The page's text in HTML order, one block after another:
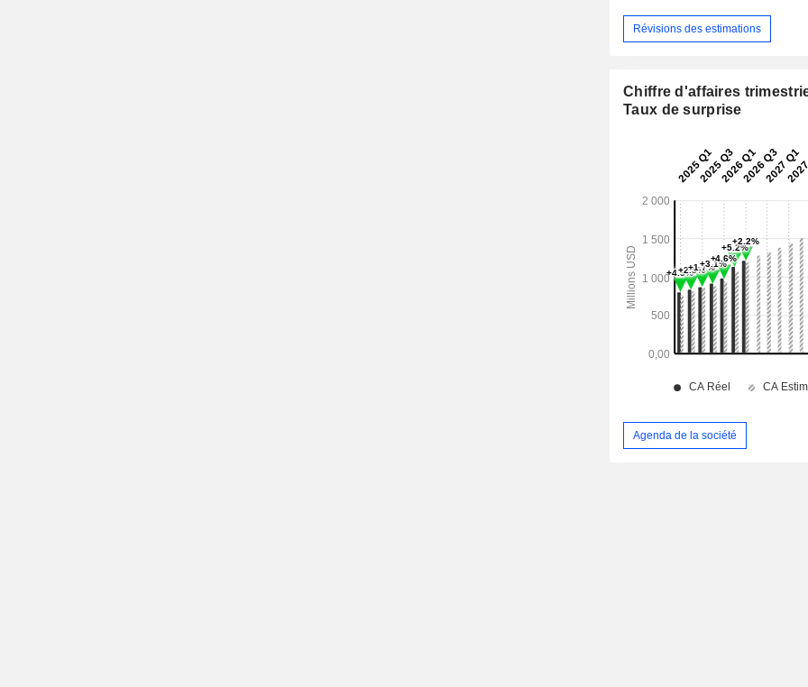
Révisions des estimations
Chiffre d'affaires
Taux de surprise
Agenda de la société